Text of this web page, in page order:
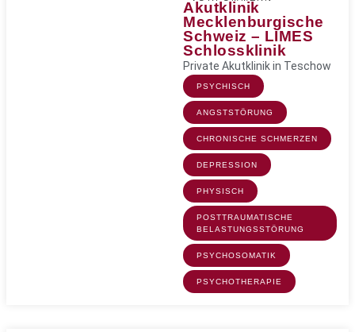
Akutklinik
Mecklenburgische
Schweiz – LIMES
Schlossklinik
Private Akutklinik in Teschow
PSYCHISCH
ANGSTSTÖRUNG
CHRONISCHE SCHMERZEN
DEPRESSION
PHYSISCH
POSTTRAUMATISCHE
BELASTUNGSSTÖRUNG
PSYCHOSOMATIK
PSYCHOTHERAPIE